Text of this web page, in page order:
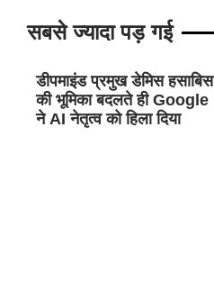
सबसे ज्यादा पड़ गई
डीपमाइंड प्रमुख डेमिस हसाबिस
की भूमिका बदलते ही Google
ने AI नेतृत्व को हिला दिया